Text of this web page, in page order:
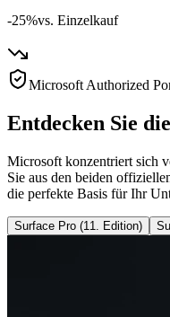
-25%vs. Einzelkauf
Microsoft Authorized
Entdecken Sie
Microsoft konzentriert sich
Sie aus den beiden
die perfekte Basis für Ihr
Surface Pro (11. Edition)